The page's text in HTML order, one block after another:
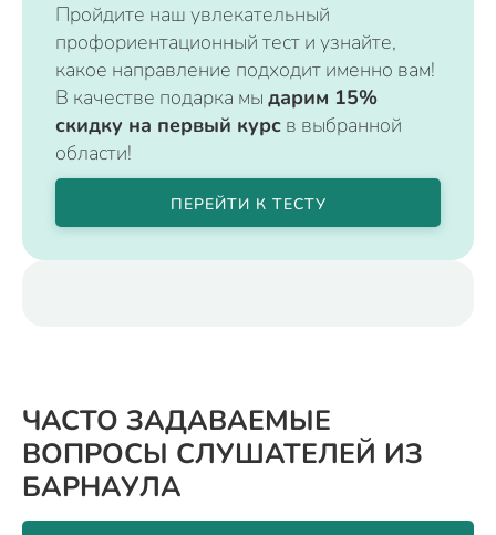
Пройдите наш увлекательный
профориентационный тест и узнайте,
какое направление подходит именно вам!
В качестве подарка мы дарим 15%
скидку на первый курс в выбранной
области!
ПЕРЕЙТИ К ТЕСТУ
ЧАСТО ЗАДАВАЕМЫЕ
ВОПРОСЫ СЛУШАТЕЛЕЙ ИЗ
БАРНАУЛА